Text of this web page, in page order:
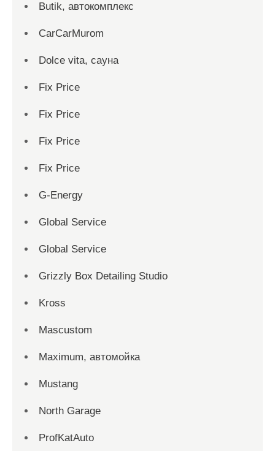
Butik, автокомплекс
CarCarMurom
Dolce vita, сауна
Fix Price
Fix Price
Fix Price
Fix Price
G-Energy
Global Service
Global Service
Grizzly Box Detailing Studio
Kross
Mascustom
Maximum, автомойка
Mustang
North Garage
ProfKatAuto